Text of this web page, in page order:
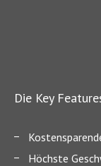
Die Key
Höchste